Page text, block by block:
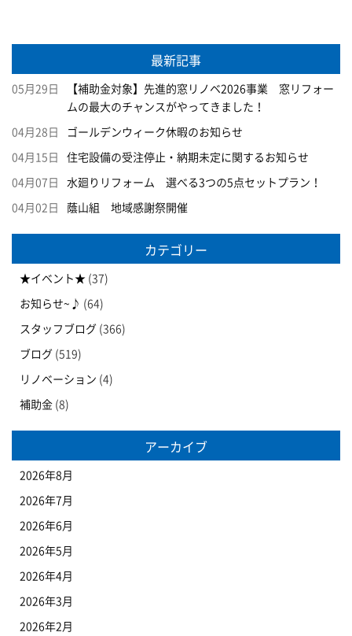
最新記事
05月29日
【補助金対象】先進的窓リノベ2026事業 窓リフォー
ムの最大のチャンスがやってきました！
04月28日 ゴールデンウィーク休暇のお知らせ
04月15日 住宅設備の受注停止・納期未定に関するお知らせ
04月07日 水廻りリフォーム 選べる3つの5点セットプラン！
04月02日 蔭山組 地域感謝祭開催
カテゴリー
★イベント★ (37)
お知らせ~♪ (64)
スタッフブログ (366)
ブログ (519)
リノベーション (4)
補助金 (8)
アーカイブ
2026年8月
2026年7月
2026年6月
2026年5月
2026年4月
2026年3月
2026年2月